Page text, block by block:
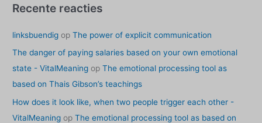
Recente reacties
linksbuendig opThe power of explicit communication
The danger of paying salaries based on your own emotional
state - VitalMeaning opThe emotional processing tool as
based on Thais Gibson’s teachings
How does it look like, when two people trigger each other -
VitalMeaning opThe emotional processing tool as based on